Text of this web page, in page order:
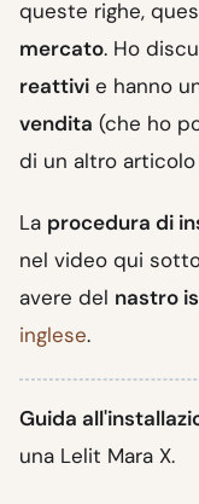
queste righe,
mercato. Ho
reattivi e hanno
vendita (che ho
di un altro
La procedura di
nel video qui
avere del nastro
inglese.
Guida
una Lelit Mara X.